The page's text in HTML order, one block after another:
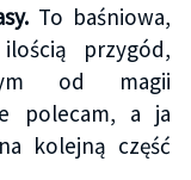
To baśniowa,
przygód,
od magii
polecam, a ja
kolejną część